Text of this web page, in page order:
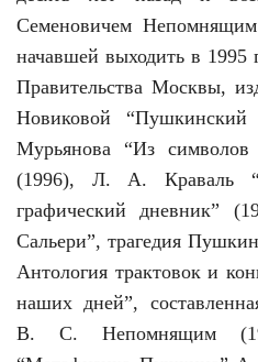
Семеновичем
начавшей выходить в 1995
Правительства Москвы,
Новиковой
Мурьянова “Из
(1996), Л. А. Краваль
графический дневник”
Сальери”, трагедия
Антология трактовок и
наших дней”,
В. С. Непомнящим